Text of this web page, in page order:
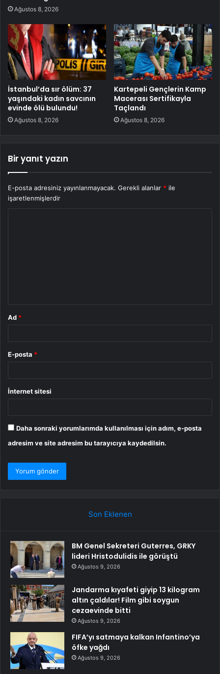
Ağustos 8, 2026
İstanbul’da sır ölüm: 37
yaşındaki kadın savcının
evinde ölü bulundu!
Ağustos 8, 2026
Kartepeli Gençlerin Kamp
Macerası Sertifikayla
Taçlandı
Ağustos 8, 2026
Bir yanıt yazın
E-posta adresiniz yayınlanmayacak. Gerekli alanlar * ile
işaretlenmişlerdir
Ad *
E-posta *
İnternet sitesi
Daha sonraki yorumlarımda kullanılması için adım, e-posta
adresim ve site adresim bu tarayıcıya kaydedilsin.
Son Eklenen
BM Genel Sekreteri Guterres, GRKY
lideri Hristodulidis ile görüştü
Ağustos 9, 2026
Jandarma kıyafeti giyip 13 kilogram
altın çaldılar! Film gibi soygun
cezaevinde bitti
Ağustos 9, 2026
FIFA’yı satmaya kalkan Infantino’ya
öfke yağdı
Ağustos 9, 2026